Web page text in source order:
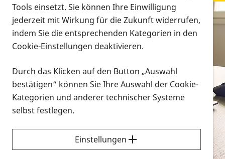
Infomaterial
Infomaterial
Vorlesen
Alle Infomaterialien in verschiedenen
Formaten an einem Ort
Sie möchten wissen, wie Sie nach Infonmaterial
suchen und dieses bestellen bzw. herunterladen
können? Schauen Sie sich dieErklärvideos zum
Tools einsetzt. Sie können Ihre Einwilligung
jederzeit mit Wirkung für die Zukunft widerrufen,
indem Sie die entsprechenden Kategorien in den
Cookie-Einstellungen deaktivieren.
Durch das Klicken auf den Button „Auswahl
bestätigen“ können Sie Ihre Auswahl der Cookie-
Kategorien und anderer technischer Systeme
selbst festlegen.
Einstellungen